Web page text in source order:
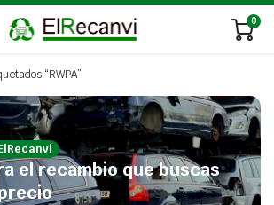
0
“RWPA”
el recambio que buscas